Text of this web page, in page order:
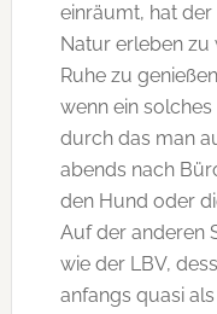
einräumt, hat der
Natur erleben zu
Ruhe zu
wenn ein
durch das man
abends nach
den Hund oder
Auf der anderen
wie der LBV,
anfangs quasi als